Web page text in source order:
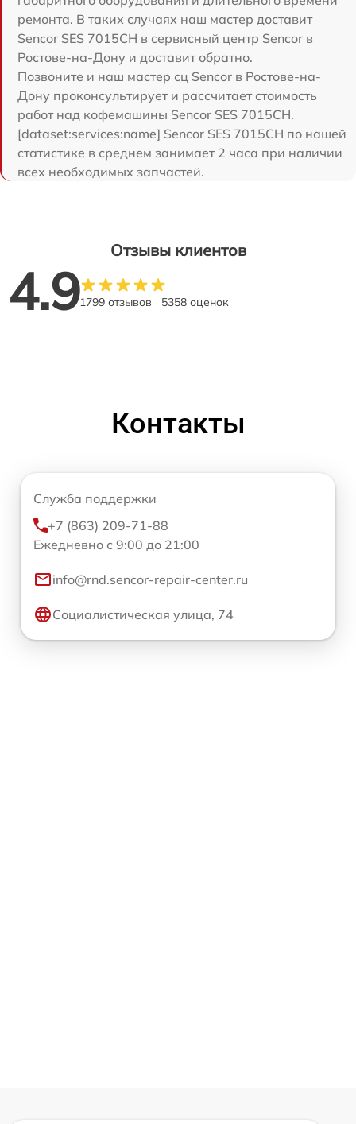
ремонта. В таких случаях наш мастер доставит
Sencor SES 7015CH в сервисный центр Sencor в
Ростове-на-Дону и доставит обратно.
Позвоните и наш мастер сц Sencor в Ростове-на-
Дону проконсультирует и рассчитает стоимость
работ над кофемашины Sencor SES 7015CH.
[dataset:services:name] Sencor SES 7015CH по нашей
статистике в среднем занимает 2 часа при наличии
всех необходимых запчастей.
Отзывы клиентов
4.91799 отзывов 5358 оценок
Контакты
Служба поддержки
+7 (863) 209-71-88
Ежедневно с 9:00 до 21:00
info@rnd.sencor-repair-center.ru
Социалистическая улица, 74